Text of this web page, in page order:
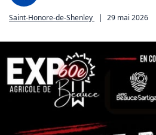
Saint-Honore-de-Shenley | 29 mai 2026